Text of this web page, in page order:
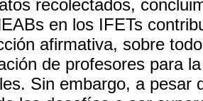
recolectados,
en los IFETs
afirmativa, sobre
de profesores para
Sin embargo, a pesar